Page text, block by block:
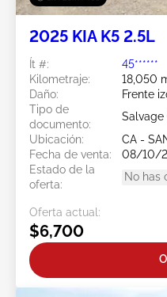
2025 KIA K5 2.5L
Ít #:
45******
Kilometraje:
18,050
Daño:
Frente
Tipo de
documento:
Salvage
Ubicación:
CA -
Fecha de venta:
08/10/
Estado de la
oferta:
No has
Oferta actual:
$6,700